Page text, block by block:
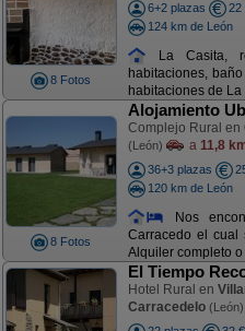
8 Fotos
6+2 plazas
22
124 km de León
La Casita,
habitaciones,
habitaciones de
8 Fotos
Alojamiento
Complejo Rural en
(León) a 11,8
36+3 plazas
120 km de León
Nos
Carracedo el cual
Alquiler completo
El Tiempo
Hotel Rural en
Carracedelo (León)